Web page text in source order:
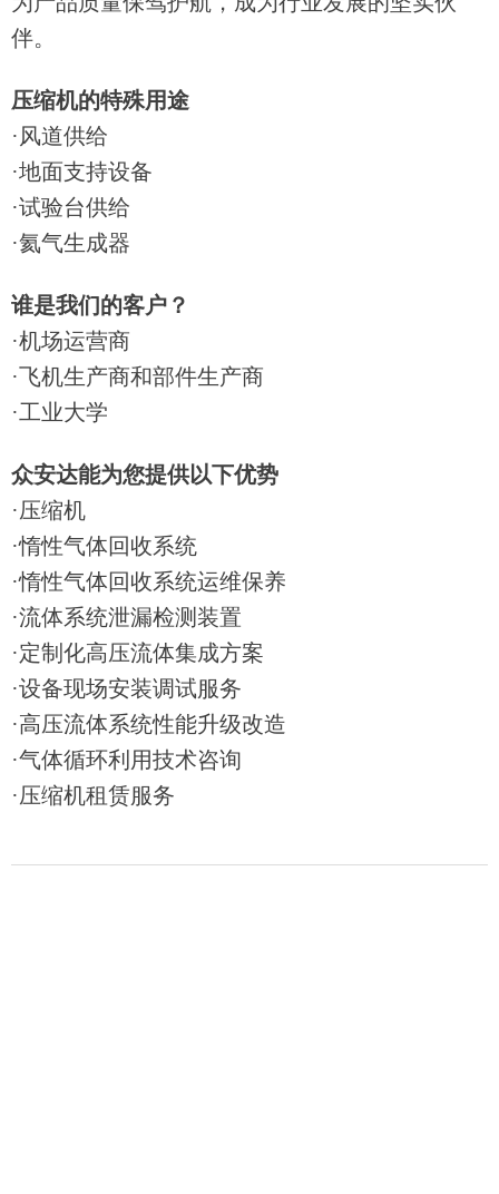
伴。
压缩机的特殊用途
·风道供给
·地面支持设备
·试验台供给
·氦气生成器
谁是我们的客户？
·机场运营商
·飞机生产商和部件生产商
·工业大学
众安达能为您提供以下优势
·压缩机
·惰性气体回收系统
·惰性气体回收系统运维保养
·流体系统泄漏检测装置
·定制化高压流体集成方案
·设备现场安装调试服务
·高压流体系统性能升级改造
·气体循环利用技术咨询
·压缩机租赁服务